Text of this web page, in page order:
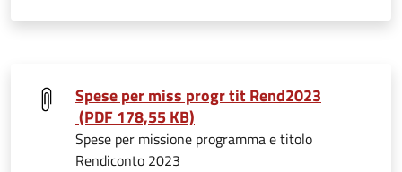
Spese per miss progr tit Rend2023
(PDF 178,55 KB)
Spese per missione programma e titolo
Rendiconto 2023